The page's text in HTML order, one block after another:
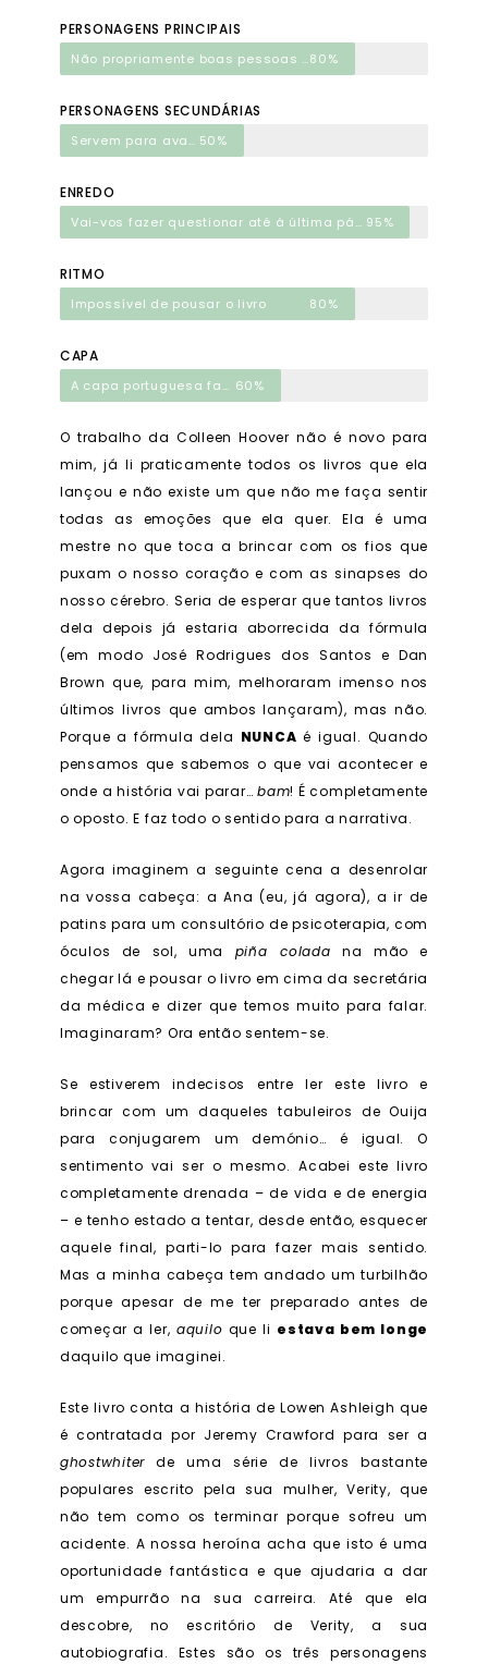
PERSONAGENS PRINCIPAIS
Não propriamente boas pessoas a 100% mas é isso que as faz reais80%
PERSONAGENS SECUNDÁRIAS
Servem para avançar com a história 50%
ENREDO
Vai-vos fazer questionar até à última página, literalmente 95%
RITMO
Impossível de pousar o livro 80%
CAPA
A capa portuguesa faz mais sentido do que a inglesa 60%
O trabalho da Colleen Hoover não é novo para
mim, já li praticamente todos os livros que ela
lançou e não existe um que não me faça sentir
todas as emoções que ela quer. Ela é uma
mestre no que toca a brincar com os fios que
puxam o nosso coração e com as sinapses do
nosso cérebro. Seria de esperar que tantos livros
dela depois já estaria aborrecida da fórmula
(em modo José Rodrigues dos Santos e Dan
Brown que, para mim, melhoraram imenso nos
últimos livros que ambos lançaram), mas não.
Porque a fórmula dela NUNCA é igual. Quando
pensamos que sabemos o que vai acontecer e
onde a história vai parar…bam! É completamente
o oposto. E faz todo o sentido para a narrativa.
Agora imaginem a seguinte cena a desenrolar
na vossa cabeça: a Ana (eu, já agora), a ir de
patins para um consultório de psicoterapia, com
óculos de sol, uma piña colada na mão e
chegar lá e pousar o livro em cima da secretária
da médica e dizer que temos muito para falar.
Imaginaram? Ora então sentem-se.
Se estiverem indecisos entre ler este livro e
brincar com um daqueles tabuleiros de Ouija
para conjugarem um demónio… é igual. O
sentimento vai ser o mesmo. Acabei este livro
completamente drenada – de vida e de energia
– e tenho estado a tentar, desde então, esquecer
aquele final, parti-lo para fazer mais sentido.
Mas a minha cabeça tem andado um turbilhão
porque apesar de me ter preparado antes de
começar a ler, aquilo que li estava bem longe
daquilo que imaginei.
Este livro conta a história de Lowen Ashleigh que
é contratada por Jeremy Crawford para ser a
ghostwhiter de uma série de livros bastante
populares escrito pela sua mulher, Verity, que
não tem como os terminar porque sofreu um
acidente. A nossa heroína acha que isto é uma
oportunidade fantástica e que ajudaria a dar
um empurrão na sua carreira. Até que ela
descobre, no escritório de Verity, a sua
autobiografia. Estes são os três personagens